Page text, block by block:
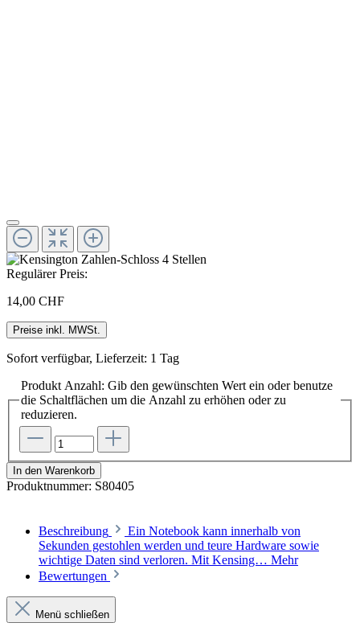
Regulärer Preis:
14,00 CHF
Preise inkl. MWSt.
Sofort verfügbar, Lieferzeit: 1 Tag
Produkt Anzahl: Gib den gewünschten Wert ein oder benutze
die Schaltflächen um die Anzahl zu erhöhen oder zu
reduzieren.
In den Warenkorb
Produktnummer: S80405
Beschreibung
Ein Notebook kann innerhalb von
Sekunden gestohlen werden und teure Hardware sowie
wichtige Daten sind verloren. Mit Kensing… Mehr
Bewertungen
Menü schließen